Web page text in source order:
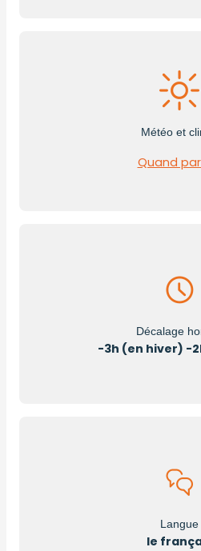
Météo et
Quand
Décalage
-3h (en hiver) -
Langue
le